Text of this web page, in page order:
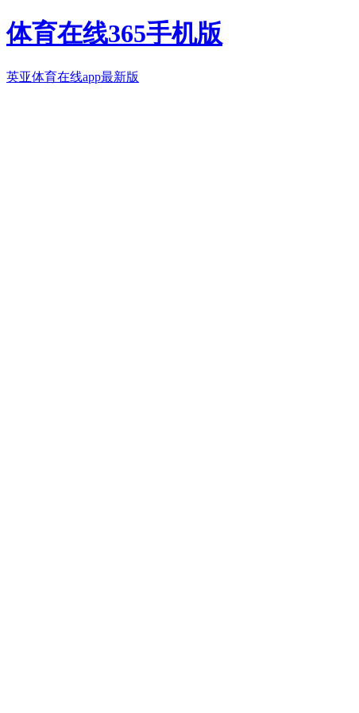
体育在线365手机版
英亚体育在线app最新版